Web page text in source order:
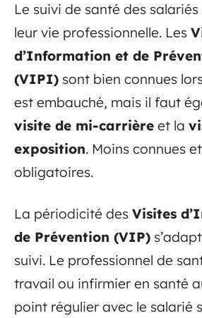
Le suivi de santé des
leur vie professionnelle. Les
d’Information et de
(VIPI) sont bien connues
est embauché, mais il faut
visite de mi-carrière et la
exposition. Moins connues
obligatoires.
La périodicité des Visites
de Prévention (VIP)
suivi. Le professionnel de
travail ou infirmier en santé
point régulier avec le salarié